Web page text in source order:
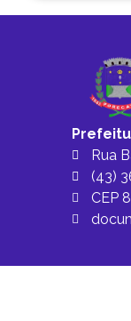
Rua
(43)
CEP